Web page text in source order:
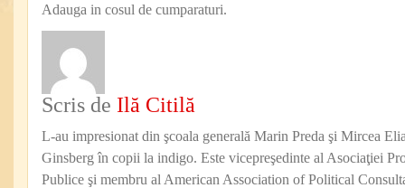
Adauga in cosul de cumparaturi.
Scris de Ilă Citilă
L-au impresionat din şcoala generală Marin Preda şi Mircea
Ginsberg în copii la indigo. Este vicepreşedinte al Asociaţiei
Publice şi membru al American Association of Political